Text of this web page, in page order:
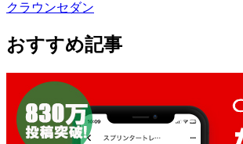
クラウンセダン
おすすめ記事